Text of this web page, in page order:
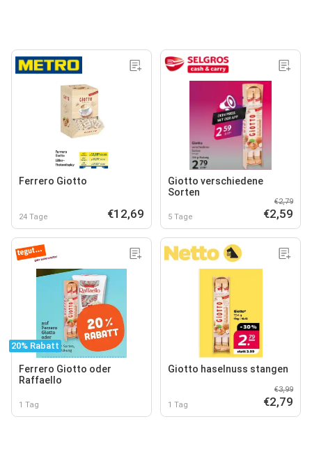
Ferrero Giotto
24 Tage €12,69
Giotto verschiedene
Sorten
5 Tage
€2,79
€2,59
20% Rabatt
Ferrero Giotto oder
Raffaello
1 Tag
Giotto haselnuss stangen
1 Tag
€3,99
€2,79